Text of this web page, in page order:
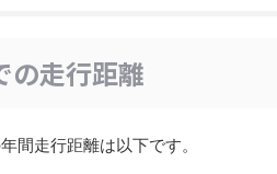
の走行距離
間走行距離は以下です。